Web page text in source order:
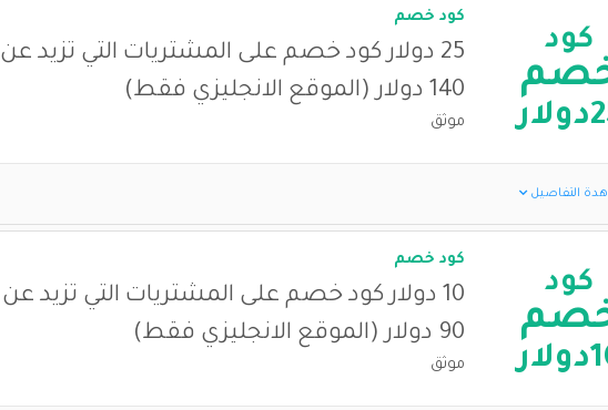
كود
كود خصم
25 دولار كود خصم على المشتريات التي تزيد عن
140 دولار (الموقع الانجليزي فقط)
موثق
التفاصيل
كود
كود خصم
10 دولار كود خصم على المشتريات التي تزيد عن
90 دولار (الموقع الانجليزي فقط)
موثق